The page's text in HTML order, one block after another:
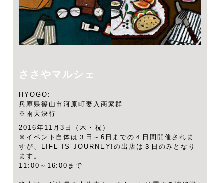
ささやマルシェ
HYOGO:
兵庫県篠山市河原町妻入商家群
※雨天決行
2016年11月3日（木・祝）
※イベント自体は３日～6日までの４日間開催されま
すが、LIFE IS JOURNEY!の出店は３日のみとなり
ます。
11:00～16:00まで